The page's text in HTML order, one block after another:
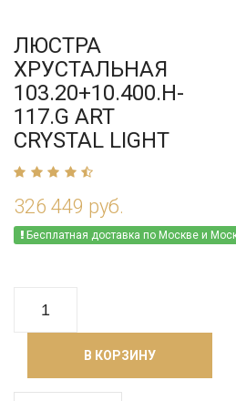
ЛЮСТРА
ХРУСТАЛЬНАЯ
103.20+10.400.H-
117.G ART
CRYSTAL LIGHT
326 449 руб.
Бесплатная доставка по Москве и
В КОРЗИНУ